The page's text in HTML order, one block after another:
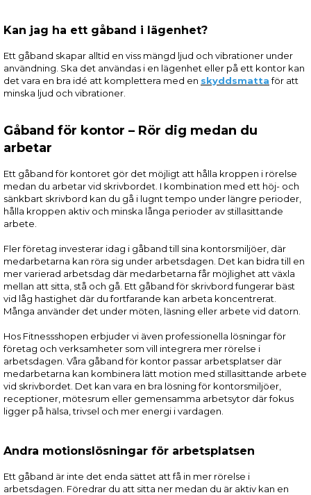
Kan jag ha ett gåband i lägenhet?
Ett gåband skapar alltid en viss mängd ljud och vibrationer under
användning. Ska det användas i en lägenhet eller på ett kontor kan
det vara en bra idé att komplettera med en skyddsmattaför att
minska ljud och vibrationer.
Gåband för kontor – Rör dig medan du
arbetar
Ett gåband för kontoret gör det möjligt att hålla kroppen i rörelse
medan du arbetar vid skrivbordet. I kombination med ett höj- och
sänkbart skrivbord kan du gå i lugnt tempo under längre perioder,
hålla kroppen aktiv och minska långa perioder av stillasittande
arbete.
Fler företag investerar idag i gåband till sina kontorsmiljöer, där
medarbetarna kan röra sig under arbetsdagen. Det kan bidra till en
mer varierad arbetsdag där medarbetarna får möjlighet att växla
mellan att sitta, stå och gå. Ett gåband för skrivbord fungerar bäst
vid låg hastighet där du fortfarande kan arbeta koncentrerat.
Många använder det under möten, läsning eller arbete vid datorn.
Hos Fitnessshopen erbjuder vi även professionella lösningar för
företag och verksamheter som vill integrera mer rörelse i
arbetsdagen. Våra gåband för kontor passar arbetsplatser där
medarbetarna kan kombinera lätt motion med stillasittande arbete
vid skrivbordet. Det kan vara en bra lösning för kontorsmiljöer,
receptioner, mötesrum eller gemensamma arbetsytor där fokus
ligger på hälsa, trivsel och mer energi i vardagen.
Andra motionslösningar för arbetsplatsen
Ett gåband är inte det enda sättet att få in mer rörelse i
arbetsdagen. Föredrar du att sitta ner medan du är aktiv kan en